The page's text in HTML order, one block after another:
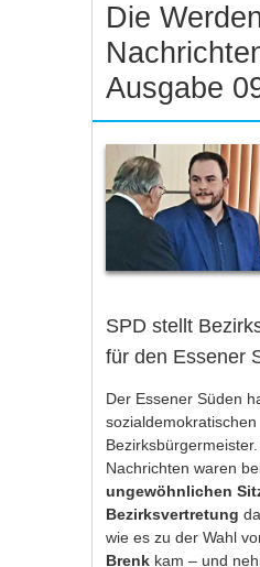
Die
Ausgabe
SPD stellt
für den Essener
Der Essener Süden
sozialdemokratischen
Nachrichten waren
ungewöhnlichen
Bezirksvertretung
wie es zu der Wahl
Brenk kam – und